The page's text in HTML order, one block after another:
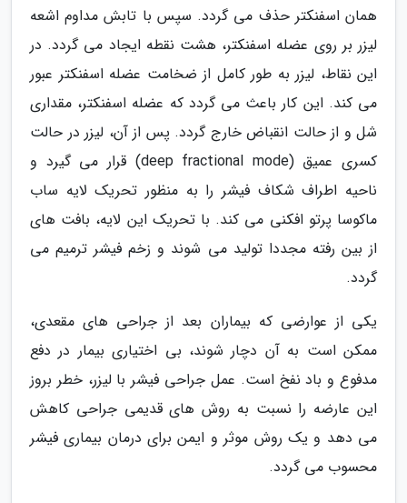
همان اسفنکتر حذف می گردد. سپس با تابش مداوم اشعه
لیزر بر روی عضله اسفنکتر، هشت نقطه ایجاد می گردد. در
این نقاط، لیزر به طور کامل از ضخامت عضله اسفنکتر عبور
می کند. این کار باعث می گردد که عضله اسفنکتر، مقداری
شل و از حالت انقباض خارج گردد. پس از آن، لیزر در حالت
کسری عمیق (deep fractional mode) قرار می گیرد و
ناحیه اطراف شکاف فیشر را به منظور تحریک لایه ساب
ماکوسا پرتو افکنی می کند. با تحریک این لایه، بافت های
از بین رفته مجددا تولید می شوند و زخم فیشر ترمیم می
گردد.
یکی از عوارضی که بیماران بعد از جراحی های مقعدی،
ممکن است به آن دچار شوند، بی اختیاری بیمار در دفع
مدفوع و باد نفخ است. عمل جراحی فیشر با لیزر، خطر بروز
این عارضه را نسبت به روش های قدیمی جراحی کاهش
می دهد و یک روش موثر و ایمن برای درمان بیماری فیشر
محسوب می گردد.